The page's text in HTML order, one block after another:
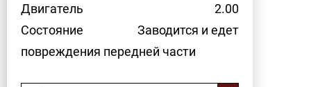
Двигатель
2.00
Состояние
Заводится и едет
повреждения передней части